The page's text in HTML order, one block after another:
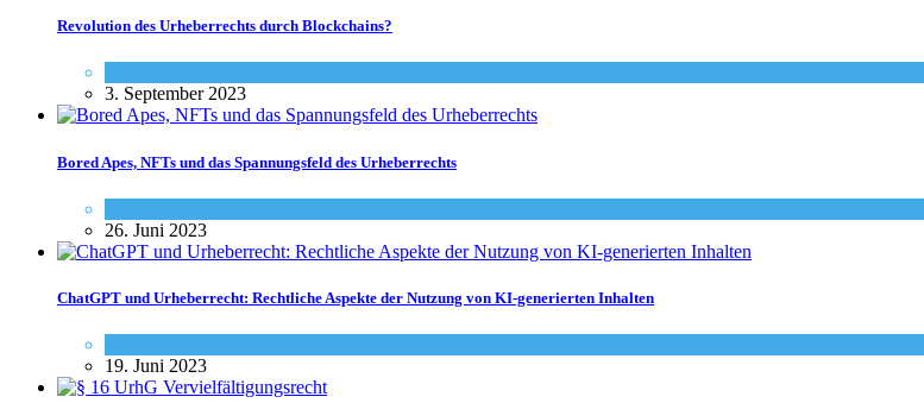
Revolution des Urheberrechts durch Blockchains?
3. September 2023
Bored Apes, NFTs und das Spannungsfeld des Urheberrechts
26. Juni 2023
ChatGPT und Urheberrecht: Rechtliche Aspekte der Nutzung von KI-generierten Inhalten
19. Juni 2023